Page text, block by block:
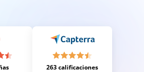
263 calificaciones